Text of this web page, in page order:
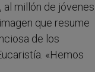
al millón de jóvenes
que resume
de los
«Hemos